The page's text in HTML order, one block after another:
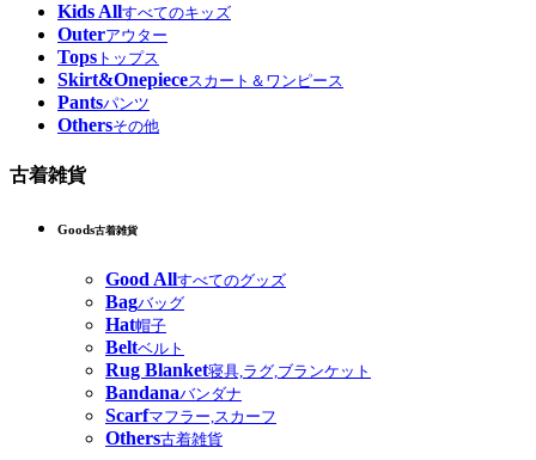
Kids Allすべてのキッズ
Outerアウター
Tops トップス
Skirt&Onepieceスカート＆ワンピース
Pantsパンツ
Othersその他
古着雑貨
Goods古着雑貨
Good Allすべてのグッズ
Bagバッグ
Hat帽子
Beltベルト
Rug Blanket寝具,ラグ,ブランケット
Bandanaバンダナ
Scarfマフラー,スカーフ
Others古着雑貨